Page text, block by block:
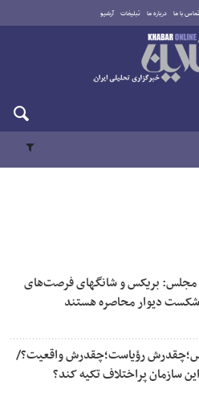
تماس با ما درباره ما تبلیغات آرشیو
بریکس و شانگهای فرصت‌های
شکست دیوار محاصره هستند
رؤیاست؛چقدرش واقعیت؟/
سازمان پراختلاف تکیه کند؟